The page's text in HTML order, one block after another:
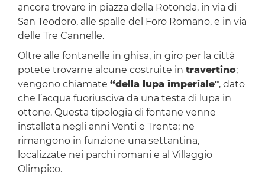
ancora trovare in piazza della Rotonda, in via di
San Teodoro, alle spalle del Foro Romano, e in via
delle Tre Cannelle.
Oltre alle fontanelle in ghisa, in giro per la città
potete trovarne alcune costruite in travertino;
vengono chiamate “della lupa imperiale", dato
che l’acqua fuoriusciva da una testa di lupa in
ottone. Questa tipologia di fontane venne
installata negli anni Venti e Trenta; ne
rimangono in funzione una settantina,
localizzate nei parchi romani e al Villaggio
Olimpico.